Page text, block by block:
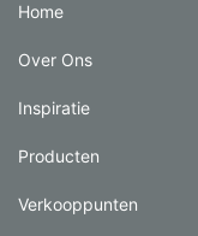
Home
Over Ons
Inspiratie
Producten
Verkooppunten